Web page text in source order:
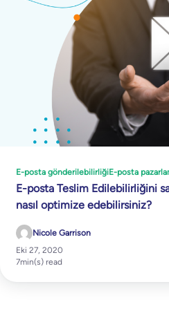
E-posta gönderilebilirliğiE-posta
E-posta Teslim Edilebilirliğini
nasıl optimize edebilirsiniz?
Nicole Garrison
Eki 27, 2020
7min(s) read